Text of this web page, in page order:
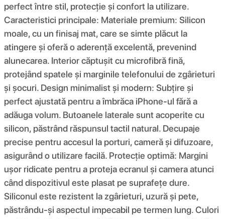
perfect între stil, protecție și confort la utilizare.
Caracteristici principale: Materiale premium: Silicon
moale, cu un finisaj mat, care se simte plăcut la
atingere și oferă o aderență excelentă, prevenind
alunecarea. Interior căptușit cu microfibră fină,
protejând spatele și marginile telefonului de zgârieturi
și șocuri. Design minimalist și modern: Subțire și
perfect ajustată pentru a îmbrăca iPhone-ul fără a
adăuga volum. Butoanele laterale sunt acoperite cu
silicon, păstrând răspunsul tactil natural. Decupaje
precise pentru accesul la porturi, cameră și difuzoare,
asigurând o utilizare facilă. Protecție optimă: Margini
ușor ridicate pentru a proteja ecranul și camera atunci
când dispozitivul este plasat pe suprafețe dure.
Siliconul este rezistent la zgârieturi, uzură și pete,
păstrându-și aspectul impecabil pe termen lung. Culori